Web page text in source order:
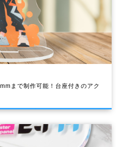
まで制作可能！台座付きのアク